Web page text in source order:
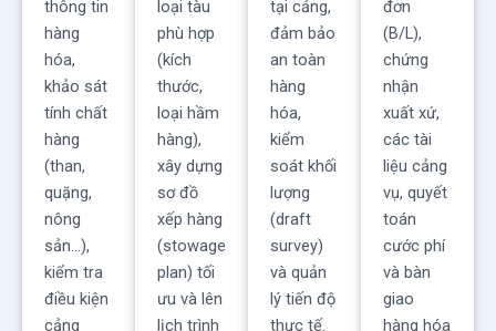
thông tin
hàng
hóa,
khảo sát
tính chất
hàng
(than,
quặng,
nông
sản...),
kiểm tra
điều kiện
cảng
loại tàu
phù hợp
(kích
thước,
loại hầm
hàng),
xây dựng
sơ đồ
xếp hàng
(stowage
plan) tối
ưu và lên
lịch trình
tại cảng,
đảm bảo
an toàn
hàng
hóa,
kiểm
soát khối
lượng
(draft
survey)
và quản
lý tiến độ
thực tế.
đơn
(B/L),
chứng
nhận
xuất xứ,
các tài
liệu cảng
vụ, quyết
toán
cước phí
và bàn
giao
hàng hóa